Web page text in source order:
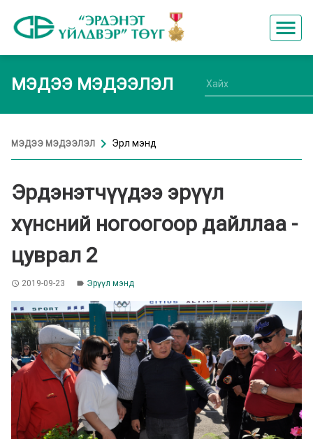
menu
МЭДЭЭ МЭДЭЭЛЭЛ
МЭДЭЭ МЭДЭЭЛЭЛ chevron_right Эрүүл мэнд
Эрдэнэтчүүдээ эрүүл
хүнсний ногоогоор дайллаа -
цуврал 2
access_time 2019-09-23 label Эрүүл мэнд